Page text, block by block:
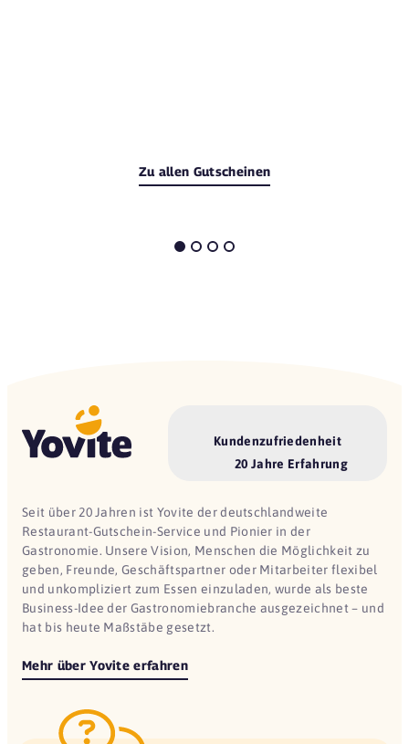
Zu allen Gutscheinen
Kundenzufriedenheit
20 Jahre Erfahrung
Seit über 20 Jahren ist Yovite der deutschlandweite
Restaurant-Gutschein-Service und Pionier in der
Gastronomie. Unsere Vision, Menschen die Möglichkeit zu
geben, Freunde, Geschäftspartner oder Mitarbeiter flexibel
und unkompliziert zum Essen einzuladen, wurde als beste
Business-Idee der Gastronomiebranche ausgezeichnet – und
hat bis heute Maßstäbe gesetzt.
Mehr über Yovite erfahren